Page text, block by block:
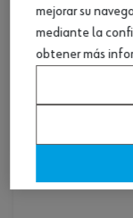
riv-nt-set-cs-
mejorar su
mediante la
obtener más